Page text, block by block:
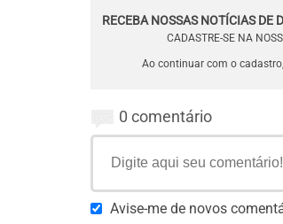
RECEBA NOSSAS NOTÍCIAS DE
CADASTRE-SE NA
Ao continuar com o
0 comentário
Avise-me de novos